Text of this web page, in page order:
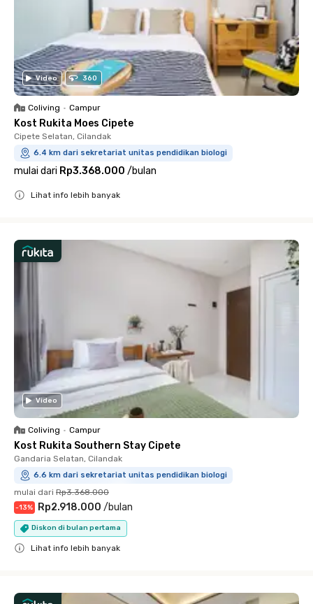
Video 360
Coliving • Campur
Kost Rukita Moes Cipete
Cipete Selatan, Cilandak
6.4 km dari sekretariat unitas pendidikan biologi
mulai dari Rp3.368.000 /bulan
Lihat info lebih banyak
Video
Coliving • Campur
Kost Rukita Southern Stay Cipete
Gandaria Selatan, Cilandak
6.6 km dari sekretariat unitas pendidikan biologi
mulai dari Rp3.368.000
-13% Rp2.918.000 /bulan
Diskon di bulan pertama
Lihat info lebih banyak